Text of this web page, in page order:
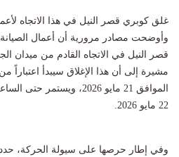
غلق كوبري قصر النيل في هذا الاتجاه
وأوضحت مصادر مرورية أن أعمال الصيانة
قصر النيل في الاتجاه القادم من ميدان
22 مايو 2026.
وفي إطار حرصها على سيولة الحركة،